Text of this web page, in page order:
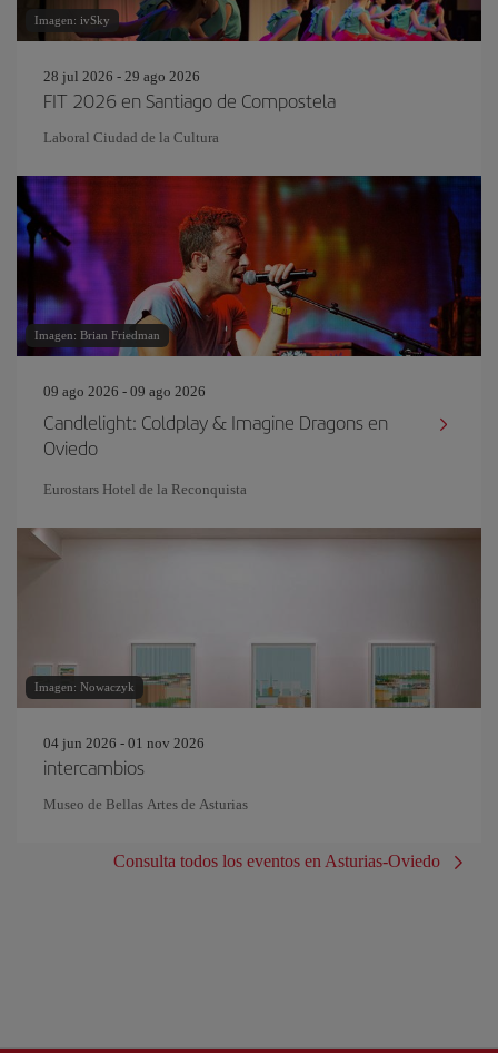
Imagen: ivSky
28 jul 2026 - 29 ago 2026
FIT 2026 en Santiago de Compostela
Laboral Ciudad de la Cultura
Imagen: Brian Friedman
09 ago 2026 - 09 ago 2026
Candlelight: Coldplay & Imagine Dragons en
Oviedo
Eurostars Hotel de la Reconquista
Imagen: Nowaczyk
04 jun 2026 - 01 nov 2026
intercambios
Museo de Bellas Artes de Asturias
Consulta todos los eventos en Asturias-Oviedo